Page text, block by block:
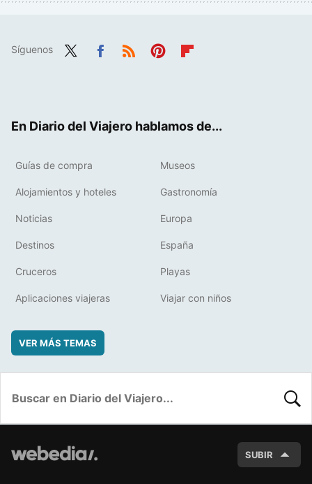
Síguenos
En Diario del Viajero hablamos de...
Guías de compra Museos
Alojamientos y hoteles Gastronomía
Noticias Europa
Destinos España
Cruceros Playas
Aplicaciones viajeras Viajar con niños
VER MÁS TEMAS
SUBIR